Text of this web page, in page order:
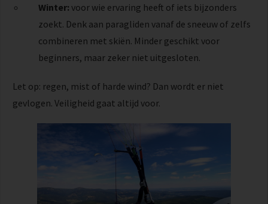
Winter: voor wie ervaring heeft of iets bijzonders
zoekt. Denk aan paragliden vanaf de sneeuw of zelfs
combineren met skiën. Minder geschikt voor
beginners, maar zeker niet uitgesloten.
Let op: regen, mist of harde wind? Dan wordt er niet
gevlogen. Veiligheid gaat altijd voor.